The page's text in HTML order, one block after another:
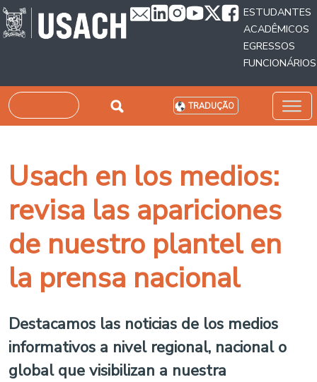
Passar para o conteúdo principal
ESTUDANTES
ACADÊMICOS
EGRESSOS
FUNCIONÁRIOS
Pesquisar TRADUÇÃO
Usach en los medios:
revisa las apariciones
de nuestro plantel en
la prensa nacional
Destacamos las noticias de los medios
informativos a nivel regional, nacional o
global que visibilizan a nuestra